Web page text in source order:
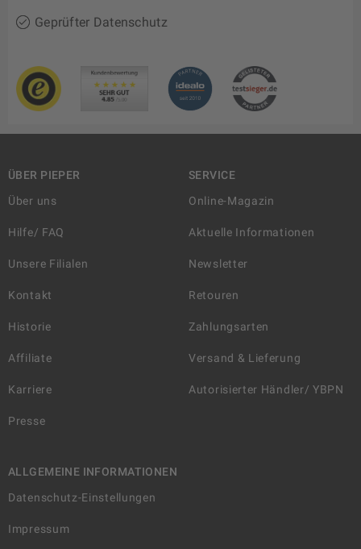
Geprüfter Datenschutz
ÜBER PIEPER
Über uns
Hilfe/ FAQ
Unsere Filialen
Kontakt
Historie
Affiliate
Karriere
Presse
SERVICE
Online-Magazin
Aktuelle Informationen
Newsletter
Retouren
Zahlungsarten
Versand & Lieferung
Autorisierter Händler/ YBPN
ALLGEMEINE INFORMATIONEN
Datenschutz-Einstellungen
Impressum